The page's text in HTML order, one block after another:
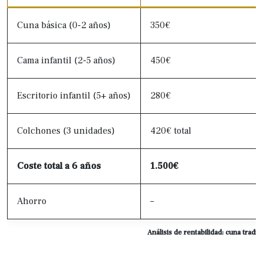
Análisis de rentabilidad: cuna
Cuna básica (0-2 años) 350€
Cama infantil (2-5 años) 450€
Escritorio infantil (5+ años) 280€
Colchones (3 unidades) 420€ total
Coste total a 6 años 1.500€
Ahorro –